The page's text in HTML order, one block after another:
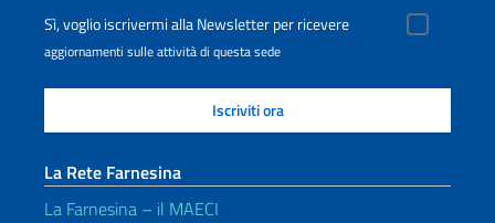
Sì, voglio iscrivermi alla Newsletter per ricevere
aggiornamenti sulle attività di questa sede
La Rete Farnesina
La Farnesina – il MAECI